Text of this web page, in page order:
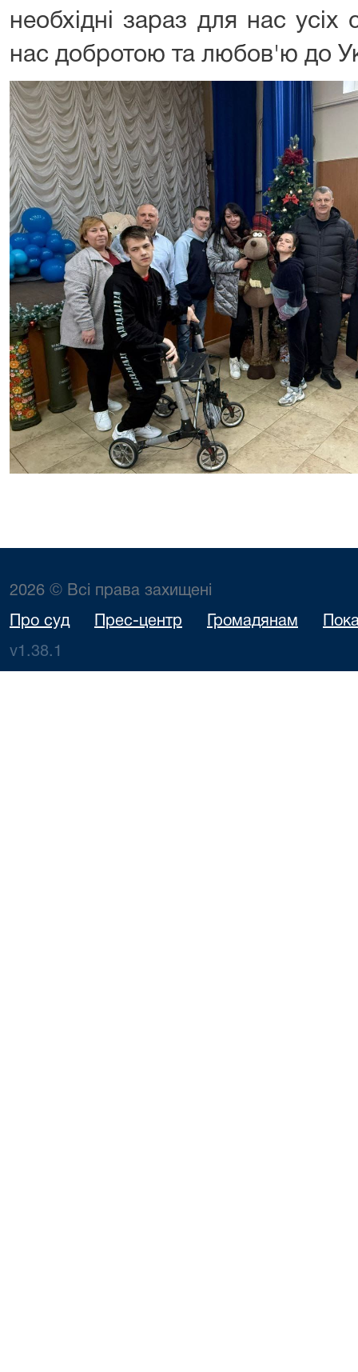
необхідні зараз для нас усіх
нас добротою та любов'ю до
2026 © Всі права захищені
Про суд Прес-центр Громадянам
v1.38.1